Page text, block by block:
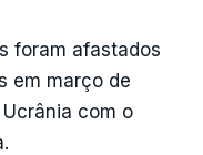
foram afastados
em março de
com o